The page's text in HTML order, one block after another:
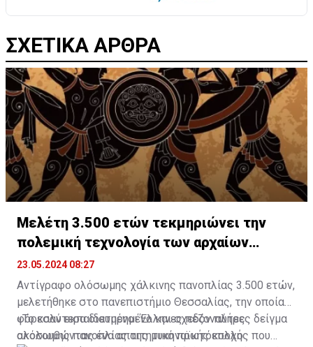
ΣΧΕΤΙΚΑ ΑΡΘΡΑ
Μελέτη 3.500 ετών τεκμηριώνει την
πολεμική τεχνολογία των αρχαίων
Ελλήνων
23.05.2024 08:27
Αντίγραφο ολόσωμης χάλκινης πανοπλίας 3.500 ετών,
μελετήθηκε στο πανεπιστήμιο Θεσσαλίας, την οποίαν
φόρεσαν εκπαιδευμένοι Έλληνες πεζοναύτες
ακολουθώντας ένα απαιτητικό πρωτόκολλο
«Το καλύτερα διατηρημένο και σχεδόν πλήρες δείγμα
ολόσωμης πανοπλίας της μυκηναϊκής εποχής που